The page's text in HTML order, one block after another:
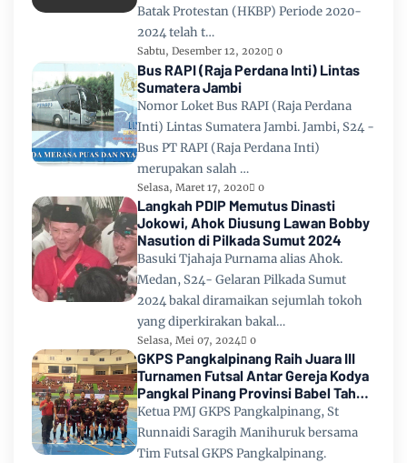
Batak Protestan (HKBP) Periode 2020-
2024 telah t…
Sabtu, Desember 12, 2020 0
Bus RAPI (Raja Perdana Inti) Lintas
Sumatera Jambi
Nomor Loket Bus RAPI (Raja Perdana
Inti) Lintas Sumatera Jambi. Jambi, S24 -
Bus PT RAPI (Raja Perdana Inti)
merupakan salah …
Selasa, Maret 17, 2020 0
Langkah PDIP Memutus Dinasti
Jokowi, Ahok Diusung Lawan Bobby
Nasution di Pilkada Sumut 2024
Basuki Tjahaja Purnama alias Ahok.
Medan, S24- Gelaran Pilkada Sumut
2024 bakal diramaikan sejumlah tokoh
yang diperkirakan bakal…
Selasa, Mei 07, 2024 0
GKPS Pangkalpinang Raih Juara III
Turnamen Futsal Antar Gereja Kodya
Pangkal Pinang Provinsi Babel Tahun
2024
Ketua PMJ GKPS Pangkalpinang, St
Runnaidi Saragih Manihuruk bersama
Tim Futsal GKPS Pangkalpinang.